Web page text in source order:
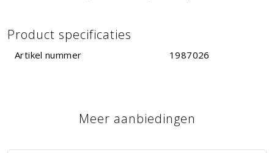
Product specificaties
Artikel nummer 1987026
Meer aanbiedingen